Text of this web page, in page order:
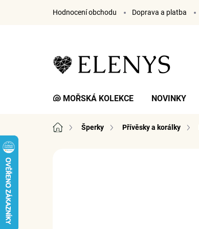
Hodnocení obchodu Doprava a platba
🐚 MOŘSKÁ KOLEKCE NOVINKY
Domů Šperky Přívěsky a korálky